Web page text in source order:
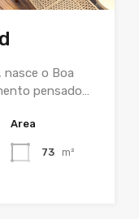
o Boa
pensado…
Area
73 m²